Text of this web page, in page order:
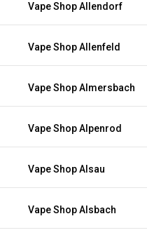
Vape Shop Allendorf
Vape Shop Allenfeld
Vape Shop Almersbach
Vape Shop Alpenrod
Vape Shop Alsau
Vape Shop Alsbach